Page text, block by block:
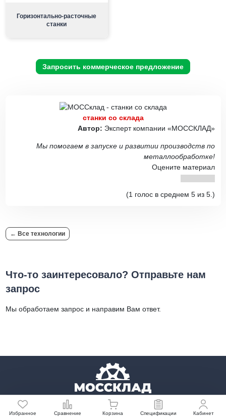
Горизонтально-расточные
станки
Запросить коммерческое предложение
станки со склада
Автор: Эксперт компании «МОССКЛАД»
Мы помогаем в запуске и развитии производств по
металлообработке!
Оцените материал
(1 голос в среднем 5 из 5.)
← Все технологии
Что-то заинтересовало? Отправьте нам
запрос
Мы обработаем запрос и направим Вам ответ.
Избранное Сравнение Корзина Спецификации Кабинет
группа компаний
Технические характеристики оборудования могут быть изменены